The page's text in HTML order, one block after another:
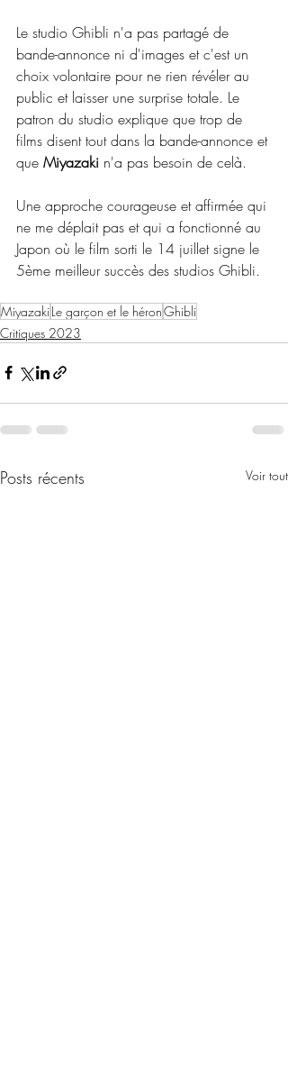
Le studio Ghibli n'a pas partagé de
bande-annonce ni d'images et c'est un
choix volontaire pour ne rien révéler au
public et laisser une surprise totale. Le
patron du studio explique que trop de
films disent tout dans la bande-annonce et
que Miyazaki n'a pas besoin de celà.
Une approche courageuse et affirmée qui
ne me déplait pas et qui a fonctionné au
Japon où le film sorti le 14 juillet signe le
5ème meilleur succès des studios Ghibli.
MiyazakiLe garçon et le héronGhibli
Critiques 2023
Posts récents Voir tout